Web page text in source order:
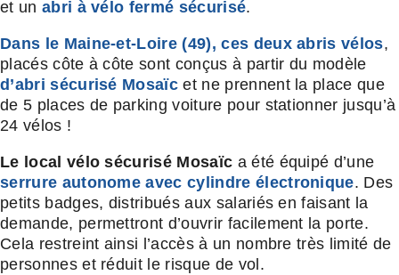
et un abri à vélo fermé sécurisé.
Dans le Maine-et-Loire (49), ces deux abris vélos,
placés côte à côte sont conçus à partir du modèle
d’abri sécurisé Mosaïc et ne prennent la place que
de 5 places de parking voiture pour stationner jusqu’à
24 vélos !
Le local vélo sécurisé Mosaïc a été équipé d’une
serrure autonome avec cylindre électronique. Des
petits badges, distribués aux salariés en faisant la
demande, permettront d’ouvrir facilement la porte.
Cela restreint ainsi l’accès à un nombre très limité de
personnes et réduit le risque de vol.